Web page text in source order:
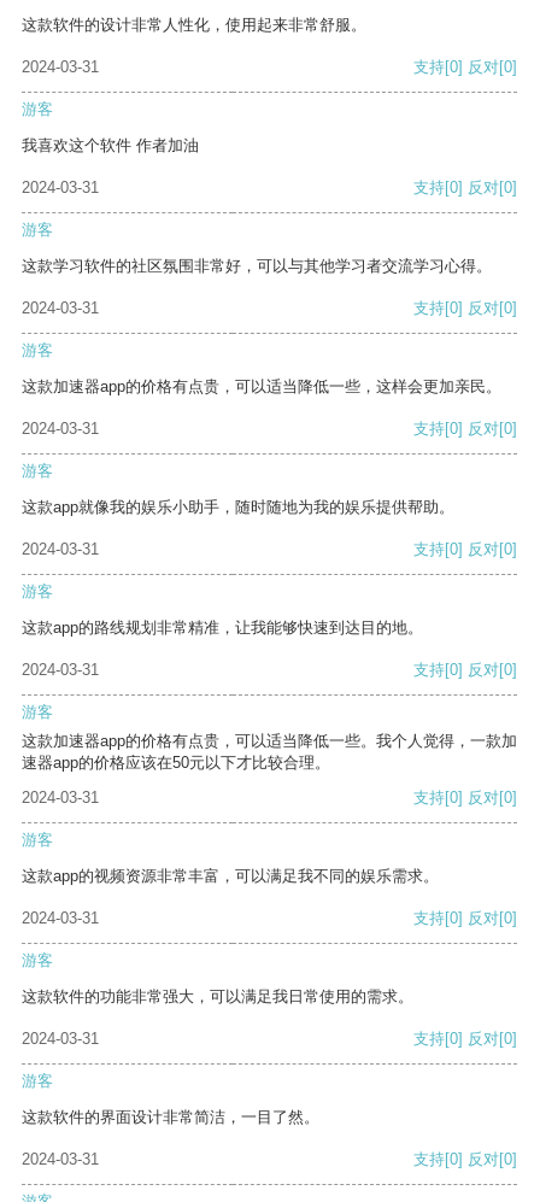
这款软件的设计非常人性化，使用起来非常舒服。
2024-03-31 支持[0] 反对[0]
游客
我喜欢这个软件 作者加油
2024-03-31 支持[0] 反对[0]
游客
这款学习软件的社区氛围非常好，可以与其他学习者交流学习心得。
2024-03-31 支持[0] 反对[0]
游客
这款加速器app的价格有点贵，可以适当降低一些，这样会更加亲民。
2024-03-31 支持[0] 反对[0]
游客
这款app就像我的娱乐小助手，随时随地为我的娱乐提供帮助。
2024-03-31 支持[0] 反对[0]
游客
这款app的路线规划非常精准，让我能够快速到达目的地。
2024-03-31 支持[0] 反对[0]
游客
这款加速器app的价格有点贵，可以适当降低一些。我个人觉得，一款加
速器app的价格应该在50元以下才比较合理。
2024-03-31
支持[0] 反对[0]
游客
这款app的视频资源非常丰富，可以满足我不同的娱乐需求。
2024-03-31 支持[0] 反对[0]
游客
这款软件的功能非常强大，可以满足我日常使用的需求。
2024-03-31 支持[0] 反对[0]
游客
这款软件的界面设计非常简洁，一目了然。
2024-03-31 支持[0] 反对[0]